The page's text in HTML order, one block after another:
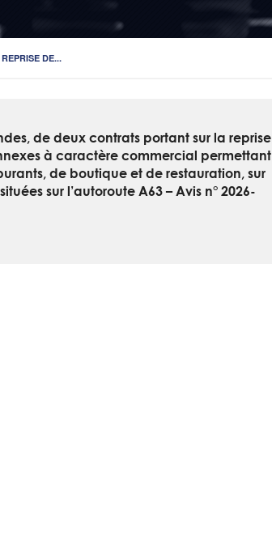
DE...
de deux contrats portant sur la reprise
à caractère commercial permettant
de boutique et de restauration, sur
sur l’autoroute A63 – Avis n° 2026-